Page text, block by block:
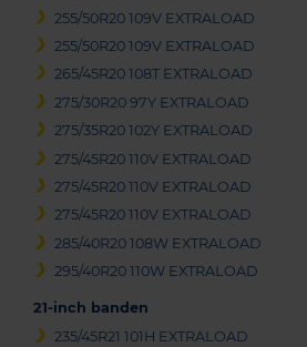
255/50R20 109V EXTRALOAD
255/50R20 109V EXTRALOAD
265/45R20 108T EXTRALOAD
275/30R20 97Y EXTRALOAD
275/35R20 102Y EXTRALOAD
275/45R20 110V EXTRALOAD
275/45R20 110V EXTRALOAD
275/45R20 110V EXTRALOAD
285/40R20 108W EXTRALOAD
295/40R20 110W EXTRALOAD
21-inch banden
235/45R21 101H EXTRALOAD